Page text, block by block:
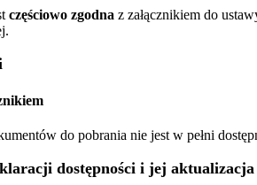
częściowo zgodna z załącznikiem do
do pobrania nie jest w pełni
dostępności i jej aktualizacja